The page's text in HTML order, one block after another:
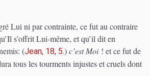
Lui ni par contrainte, ce fut au contraire
s’offrit Lui-même, et qu’il dit en
(Jean, 18, 5.)c’est Moi! et ce fut de
tous les tourments injustes et cruels dont